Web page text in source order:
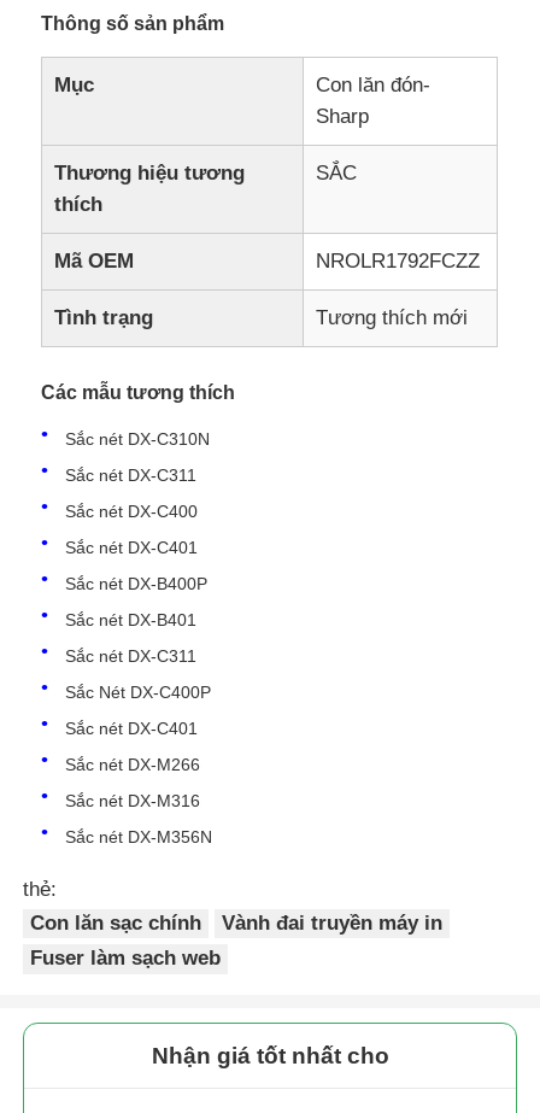
Thông số sản phẩm
Mục
Con lăn đón-
Sharp
Thương hiệu tương
thích
SẮC
Mã OEM NROLR1792FCZZ
Tình trạng Tương thích mới
Các mẫu tương thích
Sắc nét DX-C310N
Sắc nét DX-C311
Sắc nét DX-C400
Sắc nét DX-C401
Sắc nét DX-B400P
Sắc nét DX-B401
Sắc nét DX-C311
Sắc Nét DX-C400P
Sắc nét DX-C401
Sắc nét DX-M266
Sắc nét DX-M316
Sắc nét DX-M356N
thẻ:
Con lăn sạc chính
Vành đai truyền máy in
Fuser làm sạch web
Nhận giá tốt nhất cho